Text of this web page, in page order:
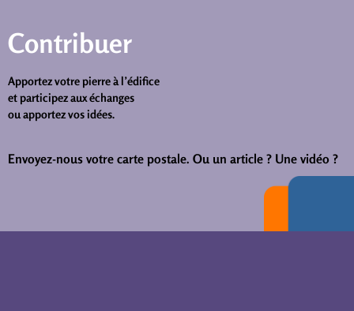
Contribuer
Apportez votre pierre à l’édifice
et participez aux échanges
ou apportez vos idées.
Envoyez-nous votre carte postale. Ou un article ? Une vidéo ?